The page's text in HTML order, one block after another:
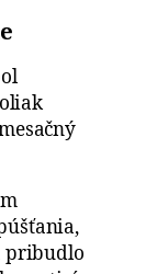
pribudlo